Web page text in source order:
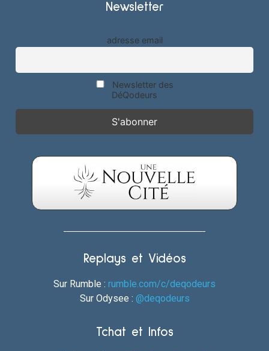
Newsletter
adresse email
Newsletter des
DéQodeurs
Replays et Vidéos
Sur Rumble : rumble.com/c/deqodeurs
Sur Odysee : @deqodeurs
Tchat et Infos